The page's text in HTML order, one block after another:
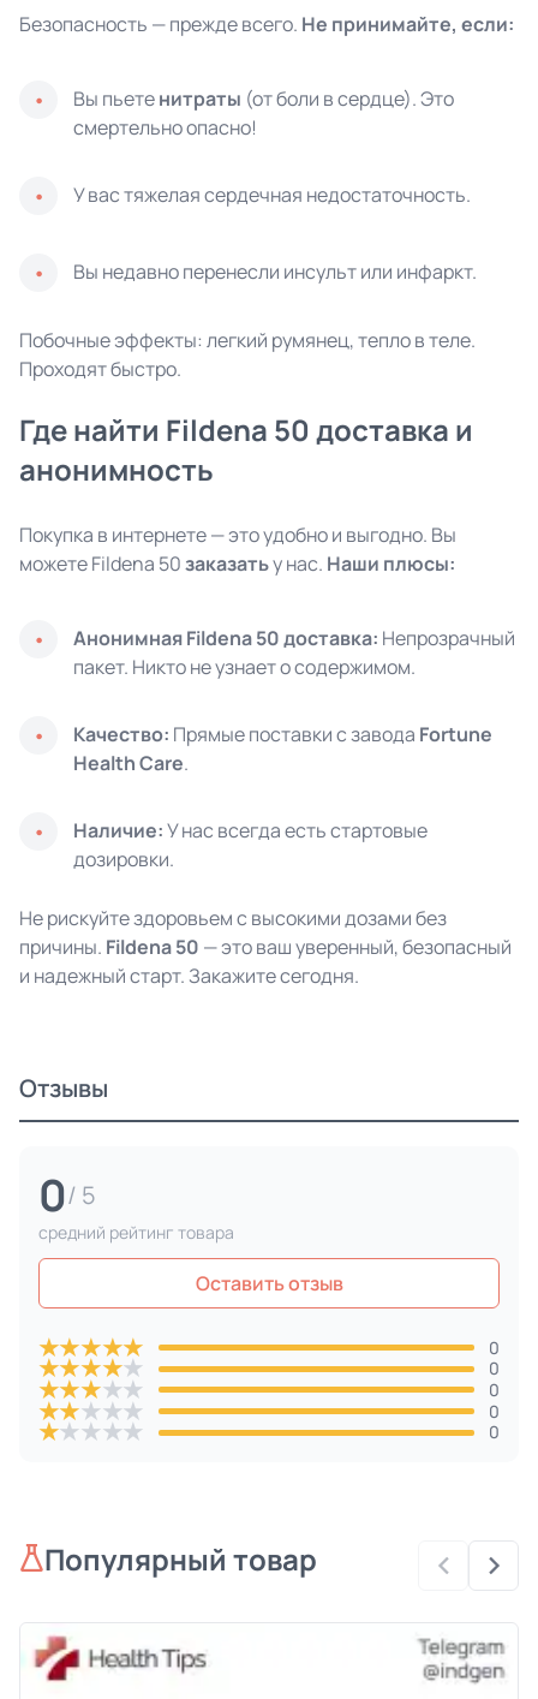
Безопасность — прежде всего. Не принимайте, если:
Вы пьетенитраты (от боли в сердце). Это
смертельно опасно!
У вас тяжелая сердечная недостаточность.
Вы недавно перенесли инсульт или инфаркт.
Побочные эффекты: легкий румянец, тепло в теле.
Проходят быстро.
Где найти Fildena 50 доставка и
анонимность
Покупка в интернете — это удобно и выгодно. Вы
можете Fildena 50заказатьу нас. Наши плюсы:
Анонимная Fildena 50 доставка: Непрозрачный
пакет. Никто не узнает о содержимом.
Качество: Прямые поставки с завода Fortune
Health Care.
Наличие:У нас всегда есть стартовые
дозировки.
Не рискуйте здоровьем с высокими дозами без
причины. Fildena 50 — это ваш уверенный, безопасный
и надежный старт. Закажите сегодня.
Отзывы
0/ 5
средний рейтинг товара
Оставить отзыв
★★★★★ 0
★★★★★ 0
★★★★★ 0
★★★★★ 0
★★★★★ 0
Популярный товар